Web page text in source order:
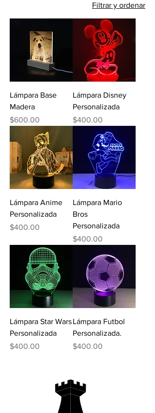
Filtrar y ordenar
Lámpara Base
Madera
Precio
$600.00
Lámpara Disney
Personalizada
Precio
$400.00
Lámpara Anime
Personalizada
Precio
$400.00
Lámpara Mario
Bros
Personalizada
Precio
$400.00
Lámpara Star Wars
Personalizada
Precio
$400.00
Lámpara Futbol
Personalizada.
Precio
$400.00